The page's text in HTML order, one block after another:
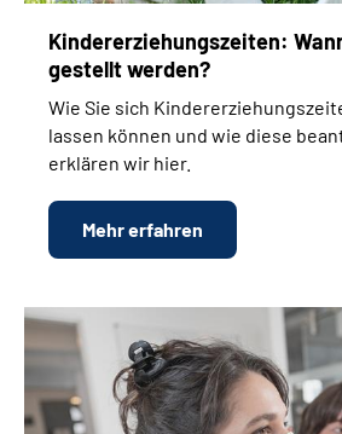
Kinder­erziehungs­zeiten:
gestellt werden?
Wie Sie sich
lassen können und wie diese
erklären wir hier.
Mehr erfahren